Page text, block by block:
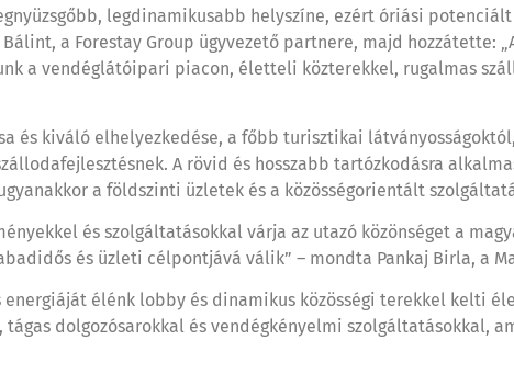
legdinamikusabb helyszíne, ezért óriási
a Forestay Group ügyvezető partnere, majd
a vendéglátóipari piacon, életteli közterekkel, rugalmas
és kiváló elhelyezkedése, a főbb turisztikai
A rövid és hosszabb tartózkodásra
a földszinti üzletek és a közösségorientált
és szolgáltatásokkal várja az utazó közönséget a
és üzleti célpontjává válik” – mondta Pankaj Birla, a
energiáját élénk lobby és dinamikus közösségi terekkel kelti
dolgozósarokkal és vendégkényelmi szolgáltatásokkal,